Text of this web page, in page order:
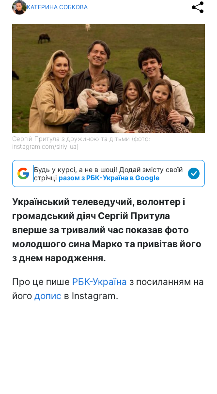
КАТЕРИНА СОБКОВА
Сергій Притула з дружиною та дітьми (фото:
instagram.com/siriy_ua)
Будь у курсі, а не в шоці! Додай змісту своїй
стрічці разом з РБК-Україна в Google
Український телеведучий, волонтер і
громадський діяч Сергій Притула
вперше за тривалий час показав фото
молодшого сина Марко та привітав його
з днем народження.
Про це пише РБК-Україна з посиланням на
його допис в Instagram.